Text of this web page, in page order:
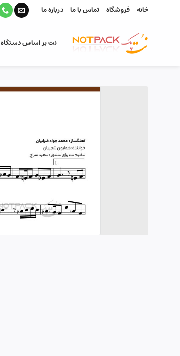
خانه فروشگاه تماس با ما درباره ما
نت بر اساس دستگاه